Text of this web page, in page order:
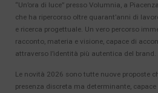
“Un’ora di luce” presso Volumnia, a
che ha ripercorso oltre quarant’anni di
e ricerca progettuale. Un vero percorso
racconto, materia e visione, capace di
attraverso l’identità più autentica del brand.
Le novità 2026 sono tutte nuove proposte
presenza discreta ma determinante,